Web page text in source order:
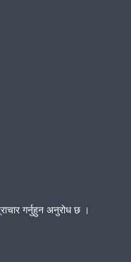
गर्नुहुन अनुरोध छ ।